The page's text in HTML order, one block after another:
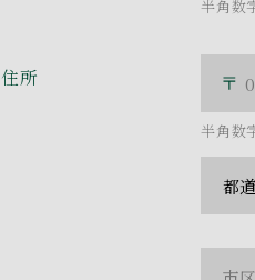
半角数
住所
半角数